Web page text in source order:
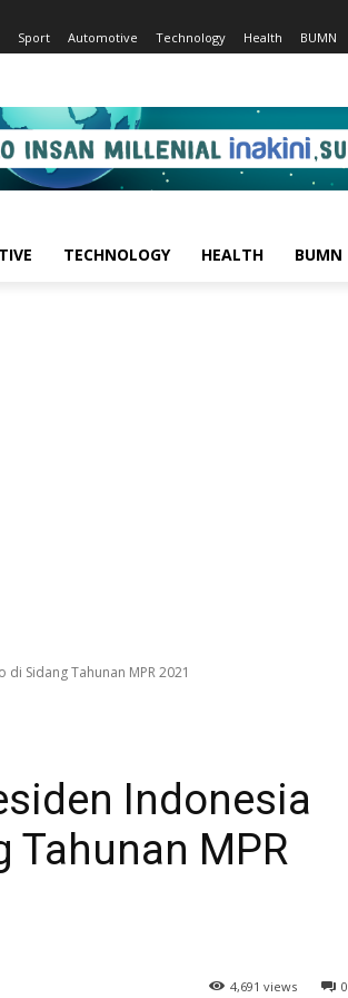
Sport Automotive Technology Health BUMN
TECHNOLOGY HEALTH BUMN
Sidang Tahunan MPR 2021
Indonesia
Tahunan MPR
0
4,691 views